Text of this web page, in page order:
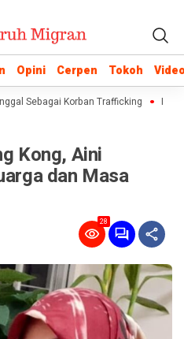
Opini Cerpen Tokoh
Opini Cerpen Tokoh
Sebagai Korban Trafficking Istilah
Kong, Aini
dan Masa
28